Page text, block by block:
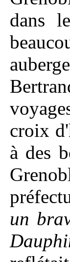
dans
croix
à des
un